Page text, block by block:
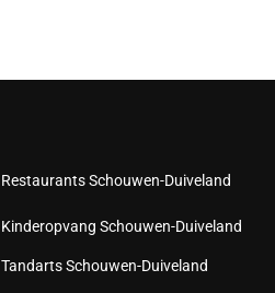
Restaurants Schouwen-Duiveland
Kinderopvang Schouwen-Duiveland
Tandarts Schouwen-Duiveland